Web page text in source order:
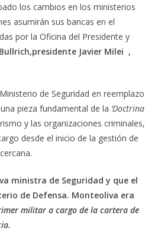
los cambios en los ministerios
asumirán sus bancas en el
por la Oficina del Presidente y
Javier Milei ,
de Seguridad en reemplazo
pieza fundamental de la ‘Doctrina
y las organizaciones criminales,
desde el inicio de la gestión de
ministra de Seguridad y que el
de Defensa. Monteoliva era
militar a cargo de la cartera de